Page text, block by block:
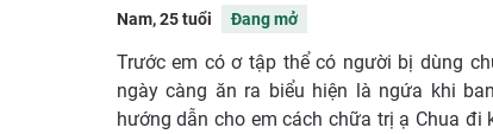
Nam, 25 tuổi Đang mở
Trước em có ơ tập thể có người bị dùng
ngày càng ăn ra biểu hiện là ngứa khi
hướng dẫn cho em cách chữa trị ạ Chua